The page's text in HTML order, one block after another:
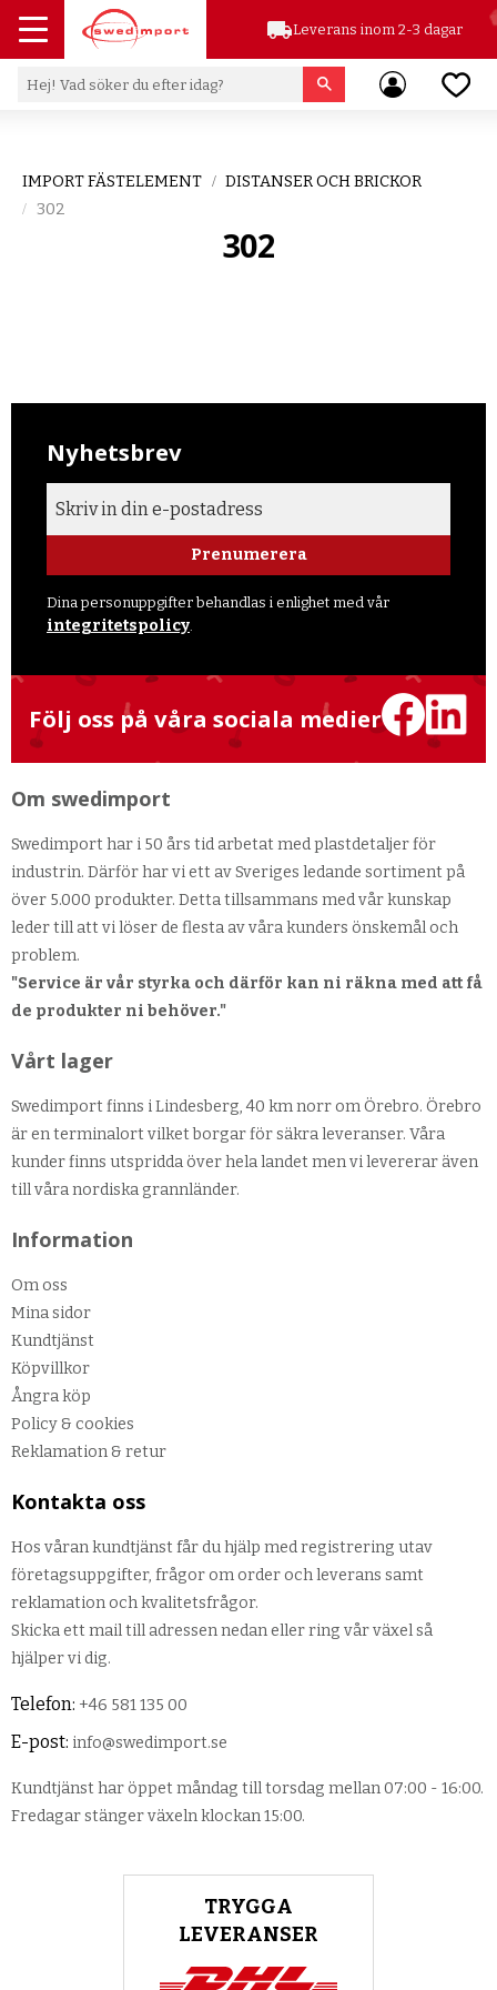
Meny
local_shippingLeverans inom 2-3 dagar
IMPORT FÄSTELEMENT
DISTANSER OCH BRICKOR
302
302
Nyhetsbrev
Prenumerera
Dina personuppgifter behandlas i enlighet med vår
integritetspolicy
Följ oss på våra sociala medier
Om swedimport
Swedimport har i 50 års tid arbetat med plastdetaljer för
industrin. Därför har vi ett av Sveriges ledande sortiment på
över 5.000 produkter. Detta tillsammans med vår kunskap
leder till att vi löser de flesta av våra kunders önskemål och
problem.
"Service är vår styrka och därför kan ni räkna med att få
de produkter ni behöver."
Vårt lager
Swedimport finns i Lindesberg, 40 km norr om Örebro. Örebro
är en terminalort vilket borgar för säkra leveranser. Våra
kunder finns utspridda över hela landet men vi levererar även
till våra nordiska grannländer.
Information
Om oss
Mina sidor
Kundtjänst
Köpvillkor
Ångra köp
Policy & cookies
Reklamation & retur
Kontakta oss
Hos våran kundtjänst får du hjälp med registrering utav
företagsuppgifter, frågor om order och leverans samt
reklamation och kvalitetsfrågor.
Skicka ett mail till adressen nedan eller ring vår växel så
hjälper vi dig.
Telefon: +46 581 135 00
E-post: info@swedimport.se
Kundtjänst har öppet måndag till torsdag mellan 07:00 - 16:00.
Fredagar stänger växeln klockan 15:00.
TRYGGA
LEVERANSER